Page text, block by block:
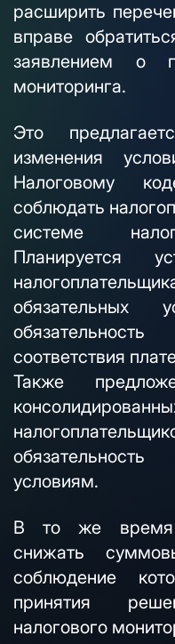
расширить
вправе
заявлением о
мониторинга.
Это
изменения
Налоговому
соблюдать
системе
Планируется
обязательных
соответствия
Также
условиям.
В то же время
снижать
соблюдение
принятия
налогового